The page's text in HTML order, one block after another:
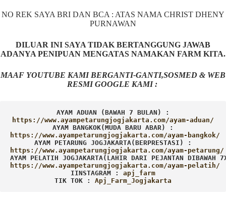
NO REK SAYA BRI DAN BCA : ATAS NAMA CHRIST DHENY
PURNAWAN
DILUAR INI SAYA TIDAK BERTANGGUNG JAWAB
ADANYA PENIPUAN MENGATAS NAMAKAN FARM KITA.
MAAF YOUTUBE KAMI BERGANTI-GANTI,SOSMED & WEB
RESMI GOOGLE KAMI :
AYAM ADUAN (BAWAH 7 BULAN) :
AYAM BANGKOK(MUDA BARU ABAR) :
AYAM PETARUNG JOGJAKARTA(BERPRESTASI) :
AYAM PELATIH JOGJAKARTA(LAHIR DARI PEJANTAN DIBAWAH
IINSTAGRAM :
TIK TOK : Apj_Farm_Jogjakarta